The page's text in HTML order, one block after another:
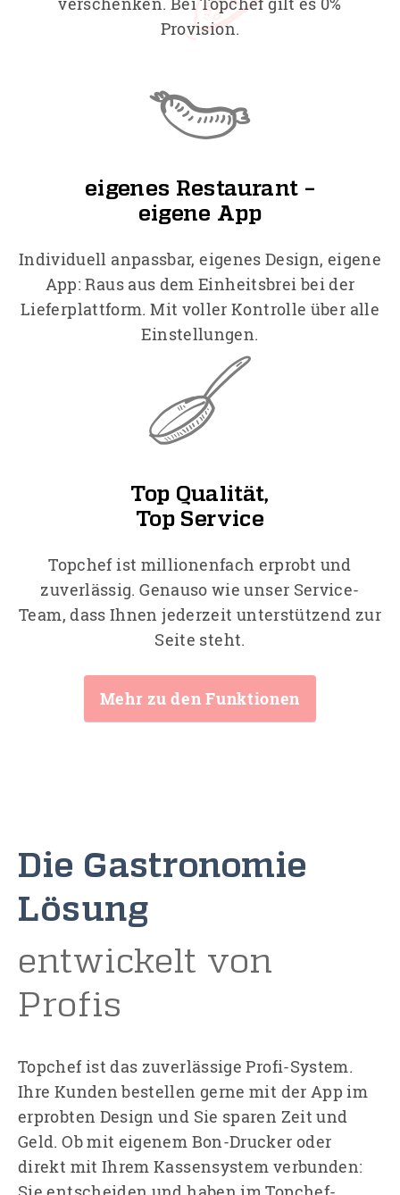
Provision.
eigenes Restaurant –
eigene App
Individuell anpassbar, eigenes Design, eigene
App: Raus aus dem Einheitsbrei bei der
Lieferplattform. Mit voller Kontrolle über alle
Einstellungen.
Top Qualität,
Top Service
Topchef ist millionenfach erprobt und
zuverlässig. Genauso wie unser Service-
Team, dass Ihnen jederzeit unterstützend zur
Seite steht.
Mehr zu den Funktionen
Die Gastronomie
Lösung
entwickelt von
Profis
Topchef ist das zuverlässige Profi-System.
Ihre Kunden bestellen gerne mit der App im
erprobten Design und Sie sparen Zeit und
Geld. Ob mit eigenem Bon-Drucker oder
direkt mit Ihrem Kassensystem verbunden: